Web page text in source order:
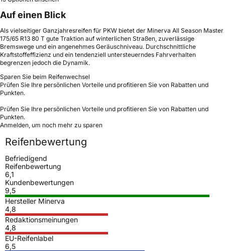
Auf einen Blick
Als vielseitiger Ganzjahresreifen für PKW bietet der Minerva All Season Master
175/65 R13 80 T gute Traktion auf winterlichen Straßen, zuverlässige
Bremswege und ein angenehmes Geräuschniveau. Durchschnittliche
Kraftstoffeffizienz und ein tendenziell untersteuerndes Fahrverhalten
begrenzen jedoch die Dynamik.
Sparen Sie beim Reifenwechsel
Prüfen Sie Ihre persönlichen Vorteile und profitieren Sie von Rabatten und
Punkten.
Prüfen Sie Ihre persönlichen Vorteile und profitieren Sie von Rabatten und
Punkten.
Anmelden, um noch mehr zu sparen
Reifenbewertung
Befriedigend
Reifenbewertung
6,1
Kundenbewertungen
9,5
Hersteller Minerva
4,8
Redaktionsmeinungen
4,8
EU-Reifenlabel
6,5